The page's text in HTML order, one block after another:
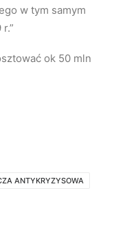
w tym samym
ok 50 mln
ANTYKRYZYSOWA